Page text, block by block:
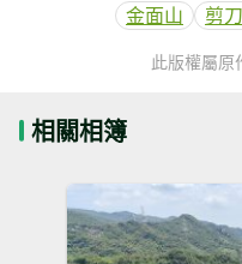
金面山
剪
此版權屬原
相關相簿